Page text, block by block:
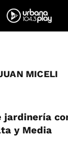
MICELI
jardinería
y Media